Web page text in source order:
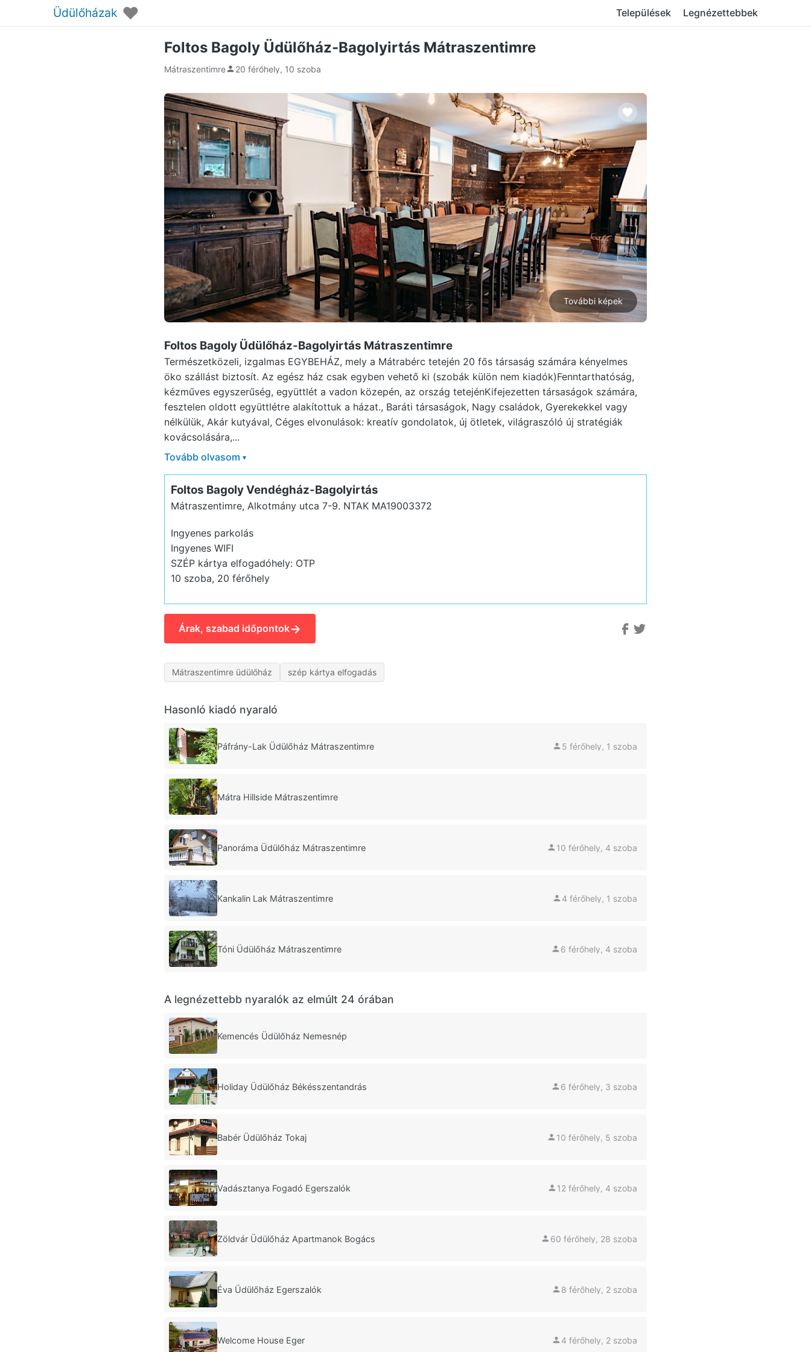
Üdülőházak ♥ Települések Legnézettebbek
Foltos Bagoly Üdülőház-Bagolyirtás Mátraszentimre
Mátraszentimre 20 férőhely, 10 szoba
További képek
Foltos Bagoly Üdülőház-Bagolyirtás Mátraszentimre
Természetközeli, izgalmas EGYBEHÁZ, mely a Mátrabérc tetején 20 fős társaság számára kényelmes
öko szállást biztosít. Az egész ház csak egyben vehető ki (szobák külön nem kiadók)Fenntarthatóság,
kézműves egyszerűség, együttlét a vadon közepén, az ország tetejénKifejezetten társaságok számára,
fesztelen oldott együttlétre alakítottuk a házat., Baráti társaságok, Nagy családok, Gyerekekkel vagy
nélkülük, Akár kutyával, Céges elvonulások: kreatív gondolatok, új ötletek, világraszóló új stratégiák
kovácsolására,...
Tovább olvasom ▾
Foltos Bagoly Vendégház-Bagolyirtás
Mátraszentimre, Alkotmány utca 7-9. NTAK MA19003372
Ingyenes parkolás
Ingyenes WIFI
SZÉP kártya elfogadóhely: OTP
10 szoba, 20 férőhely
Árak, szabad időpontok→
Mátraszentimre üdülőház szép kártya elfogadás
Hasonló kiadó nyaraló
Páfrány-Lak Üdülőház Mátraszentimre 5 férőhely, 1 szoba
Mátra Hillside Mátraszentimre
Panoráma Üdülőház Mátraszentimre 10 férőhely, 4 szoba
Kankalin Lak Mátraszentimre 4 férőhely, 1 szoba
Tóni Üdülőház Mátraszentimre 6 férőhely, 4 szoba
A legnézettebb nyaralók az elmúlt 24 órában
Kemencés Üdülőház Nemesnép
Holiday Üdülőház Békésszentandrás 6 férőhely, 3 szoba
Babér Üdülőház Tokaj 10 férőhely, 5 szoba
Vadásztanya Fogadó Egerszalók 12 férőhely, 4 szoba
Zöldvár Üdülőház Apartmanok Bogács 60 férőhely, 28 szoba
Éva Üdülőház Egerszalók 8 férőhely, 2 szoba
Welcome House Eger 4 férőhely, 2 szoba